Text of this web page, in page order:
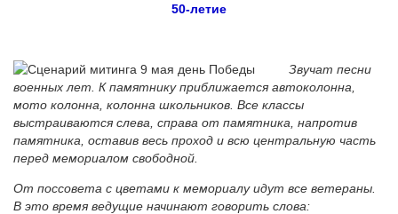
50-летие
Звучат песни
военных лет. К памятнику приближается автоколонна,
мото колонна, колонна школьников. Все классы
выстраиваются слева, справа от памятника, напротив
памятника, оставив весь проход и всю центральную часть
перед мемориалом свободной.
От поссовета с цветами к мемориалу идут все ветераны.
В это время ведущие начинают говорить слова: